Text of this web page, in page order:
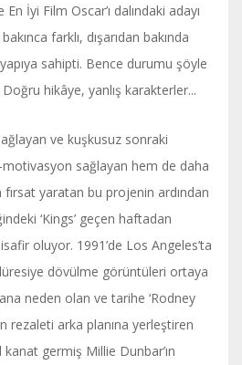
En İyi Film Oscar’ı dalındaki adayı
farklı, dışarıdan bakında
sahipti. Bence durumu şöyle
hikâye, yanlış karakterler...
ve kuşkusuz sonraki
motivasyon sağlayan hem de daha
fırsat yaratan bu projenin ardından
‘Kings’ geçen haftadan
oluyor. 1991’de Los Angeles’ta
dövülme görüntüleri ortaya
neden olan ve tarihe ‘Rodney
rezaleti arka planına yerleştiren
germiş Millie Dunbar’ın